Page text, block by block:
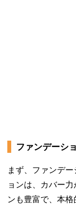
ファンデーシ
まず、ファンデ
ョンは、カバー
ンも豊富で、本